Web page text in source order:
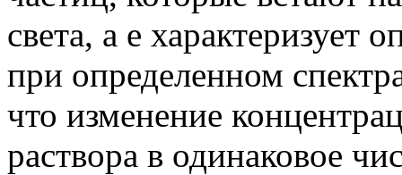
света, а е характеризует
при определенном
что изменение
раствора в одинаковое